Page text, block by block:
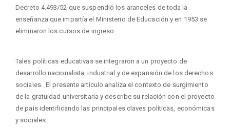
Decreto 4.493/52 que suspendió los aranceles de toda la
enseñanza que impartía el Ministerio de Educación y en 1953 se
eliminaron los cursos de ingreso.
Tales políticas educativas se integraron a un proyecto de
desarrollo nacionalista, industrial y de expansión de los derechos
sociales. El presente artículo analiza el contexto de surgimiento
de la gratuidad universitaria y describe su relación con el proyecto
de país identificando las principales claves políticas, económicas
y sociales.